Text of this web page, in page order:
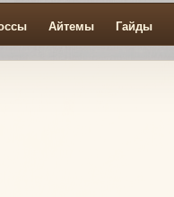
Айтемы Гайды